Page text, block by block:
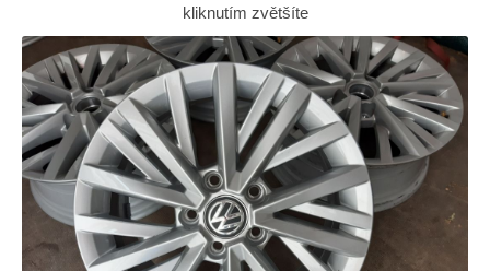
kliknutím zvětšíte